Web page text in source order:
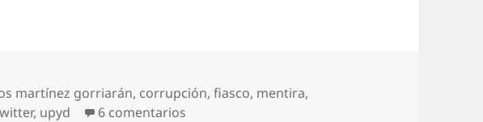
martínez gorriarán, corrupción,fiasco, mentira,
, upyd 6 comentarios